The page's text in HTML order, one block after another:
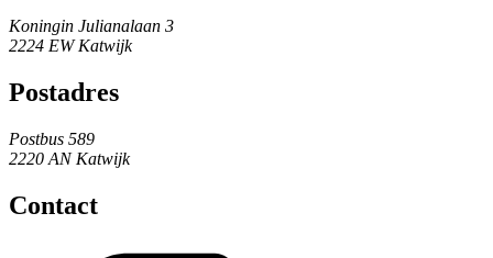
Koningin Julianalaan 3
2224 EW Katwijk
Postadres
Postbus 589
2220 AN Katwijk
Contact